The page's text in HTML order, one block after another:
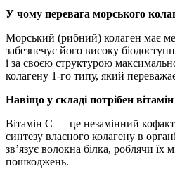
У чому перевага морського
Морський (рибний) колаген має
забезпечує його високу
і за своєю структурою
колагену 1-го типу, який
Навіщо у складі потрібен
Вітамін С — це незамінний
синтезу власного колагену в
зв’язує волокна білка, роблячи їх
пошкоджень.